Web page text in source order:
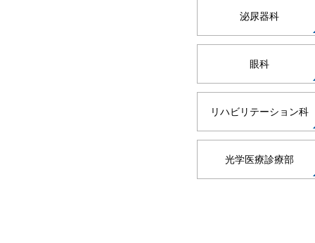
泌尿器科
眼科
リハビリテーション科
光学医療診療部